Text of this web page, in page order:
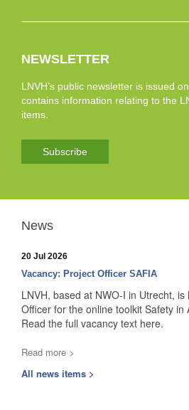
NEWSLETTER
LNVH’s public newsletter is issued
contains information relating to the
items.
Subscribe
News
20 Jul 2026
Vacancy: Project Officer SAFIA
LNVH, based at NWO-I in Utrecht,
Officer for the online toolkit Safety in
Read the full vacancy text here.
Read more >
All news items >